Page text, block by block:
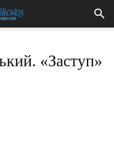
«Заступ»